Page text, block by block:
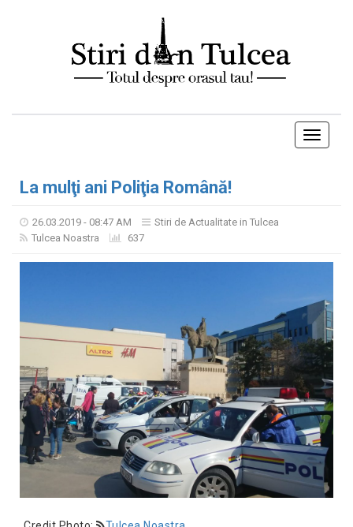
Toggle
La mulţi ani Poliţia Română!
26.03.2019 - 08:47 AM
Stiri de Actualitate in Tulcea
Tulcea Noastra
637